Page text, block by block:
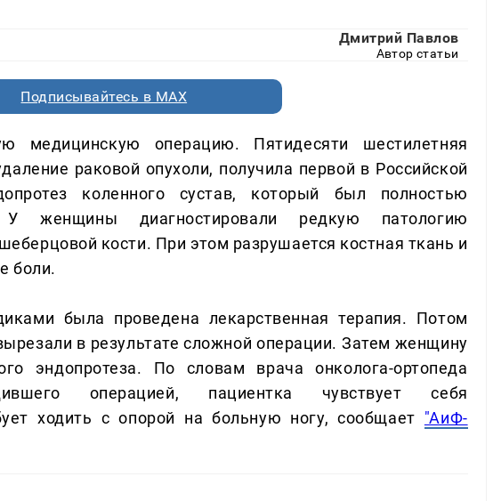
Дмитрий Павлов
Автор статьи
Подписывайтесь в MAX
медицинскую операцию. Пятидесяти шестилетняя
раковой опухоли, получила первой в Российской
коленного сустав, который был полностью
У женщины диагностировали редкую патологию
кости. При этом разрушается костная ткань и
боли.
была проведена лекарственная терапия. Потом
в результате сложной операции. Затем женщину
эндопротеза. По словам врача онколога-ортопеда
операцией, пациентка чувствует себя
ходить с опорой на больную ногу, сообщает "АиФ-